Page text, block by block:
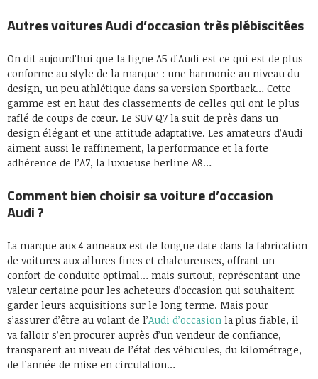
Autres voitures Audi d’occasion très plébiscitées
On dit aujourd’hui que la ligne A5 d’Audi est ce qui est de plus
conforme au style de la marque : une harmonie au niveau du
design, un peu athlétique dans sa version Sportback… Cette
gamme est en haut des classements de celles qui ont le plus
raflé de coups de cœur. Le SUV Q7 la suit de près dans un
design élégant et une attitude adaptative. Les amateurs d’Audi
aiment aussi le raffinement, la performance et la forte
adhérence de l’A7, la luxueuse berline A8…
Comment bien choisir sa voiture d’occasion
Audi ?
La marque aux 4 anneaux est de longue date dans la fabrication
de voitures aux allures fines et chaleureuses, offrant un
confort de conduite optimal… mais surtout, représentant une
valeur certaine pour les acheteurs d’occasion qui souhaitent
garder leurs acquisitions sur le long terme. Mais pour
s’assurer d’être au volant de l’Audi d’occasion la plus fiable, il
va falloir s’en procurer auprès d’un vendeur de confiance,
transparent au niveau de l’état des véhicules, du kilométrage,
de l’année de mise en circulation…